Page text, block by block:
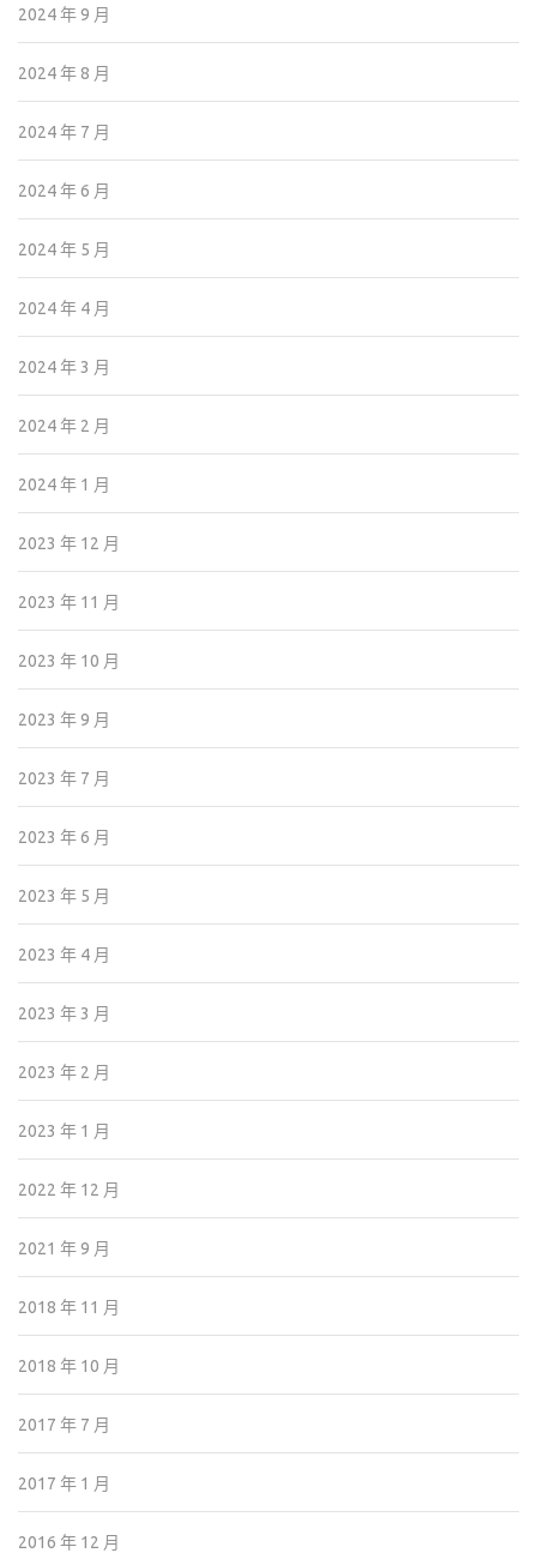
2024 年 9 月
2024 年 8 月
2024 年 7 月
2024 年 6 月
2024 年 5 月
2024 年 4 月
2024 年 3 月
2024 年 2 月
2024 年 1 月
2023 年 12 月
2023 年 11 月
2023 年 10 月
2023 年 9 月
2023 年 7 月
2023 年 6 月
2023 年 5 月
2023 年 4 月
2023 年 3 月
2023 年 2 月
2023 年 1 月
2022 年 12 月
2021 年 9 月
2018 年 11 月
2018 年 10 月
2017 年 7 月
2017 年 1 月
2016 年 12 月